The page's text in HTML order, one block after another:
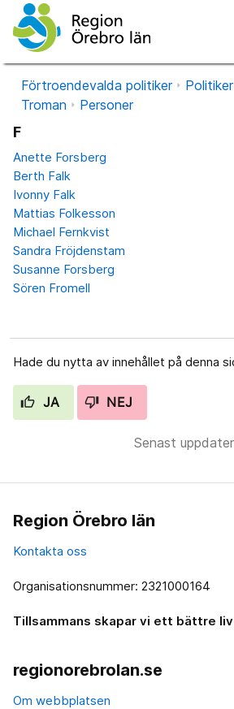
Förtroendevalda politiker
Troman
Personer
F
Anette Forsberg
Berth Falk
Ivonny Falk
Mattias Folkesson
Michael Fernkvist
Sandra Fröjdenstam
Susanne Forsberg
Sören Fromell
Hade du nytta av innehållet på denna
JA NEJ
Senast
Region Örebro län
Kontakta oss
Organisationsnummer: 2321000164
Tillsammans skapar vi ett bättre liv
regionorebrolan.se
Om webbplatsen